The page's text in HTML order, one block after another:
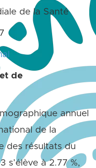
de la Santé
de
annuel
de la
des résultats du
s’élève à 2.77 %,